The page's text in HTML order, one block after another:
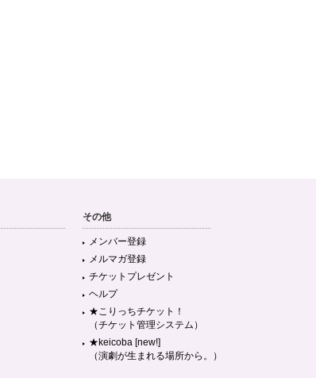
その他
メンバー登録
メルマガ登録
チケットプレゼント
ヘルプ
★こりっちチケット！
（チケット管理システム）
★keicoba [new!]
（演劇が生まれる場所から。）